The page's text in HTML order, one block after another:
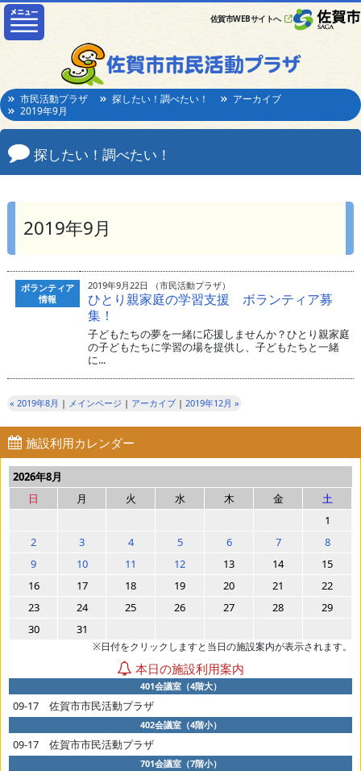
佐賀市WEBサイトへ
市民活動プラザ 探したい！調べたい！
アーカイブ
2019年9月
探したい！調べたい！
2019年9月
ボランティア
情報
2019年9月22日 （市民活動プラザ）
ひとり親家庭の学習支援 ボランティア募
集！
子どもたちの夢を一緒に応援しませんか？ひとり親家庭
の子どもたちに学習の場を提供し、子どもたちと一緒
に...
« 2019年8月 | メインページ | アーカイブ| 2019年12月 »
施設利用カレンダー
2026年8月
日
月 火 水 木 金
土
1
2
3 4 5 6 7
8
9
10 11 12 13 14
15
16
17 18 19 20 21
22
23
24 25 26 27 28
29
30
31
※日付をクリックしますと当日の施設案内が表示されます。
本日の施設利用案内
401会議室（4階大）
09-17 佐賀市市民活動プラザ
402会議室（4階小）
09-17 佐賀市市民活動プラザ
701会議室（7階小）